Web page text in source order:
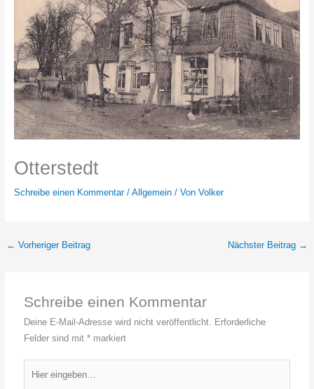
Otterstedt
Schreibe einen Kommentar / Allgemein/ Von Volker
← Vorheriger Beitrag Nächster Beitrag →
Schreibe einen Kommentar
Deine E-Mail-Adresse wird nicht veröffentlicht. Erforderliche
Felder sind mit* markiert
eingeben…